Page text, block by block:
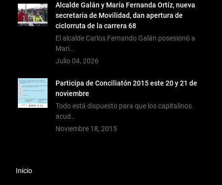
Alcalde Galán y María Fernanda Ortíz, nueva
secretaria de Movilidad, dan apertura de
ciclorruta de la carrera 68
El alcalde Carlos Fernando Galán posesionó a
Marí…
Julio 04, 2026
Participa de Conciliatón 2015 este 20 y 21 de
noviembre
Todo está dispuesto para que los capitalinos
acud…
Noviembre 18, 2015
Inicio